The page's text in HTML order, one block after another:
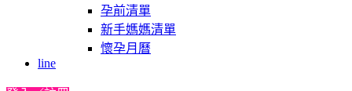
孕前清單
新手媽媽清單
懷孕月曆
line